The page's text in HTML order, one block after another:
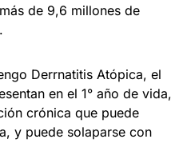
de 9,6 millones de
Derrnatitis Atópica, el
en el 1° año de vida,
crónica que puede
y puede solaparse con